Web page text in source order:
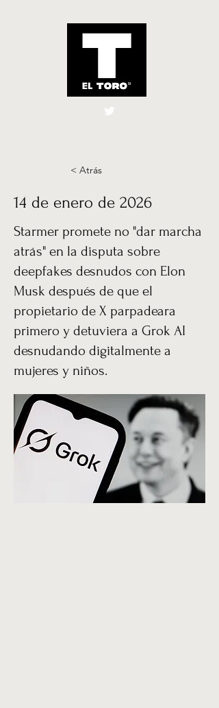
El Toro España
< Atrás
14 de enero de 2026
Starmer promete no "dar marcha
atrás" en la disputa sobre
deepfakes desnudos con Elon
Musk después de que el
propietario de X parpadeara
primero y detuviera a Grok AI
desnudando digitalmente a
mujeres y niños.